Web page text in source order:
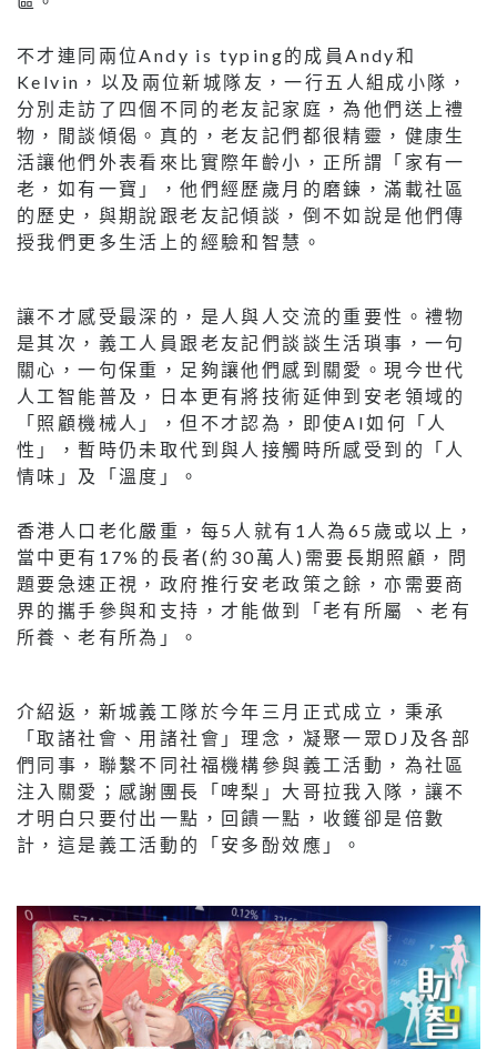
不才連同兩位Andy is typing的成員Andy和
Kelvin，以及兩位新城隊友，一行五人組成小隊，
分別走訪了四個不同的老友記家庭，為他們送上禮
物，閒談傾偈。真的，老友記們都很精靈，健康生
活讓他們外表看來比實際年齡小，正所謂「家有一
老，如有一寶」，他們經歷歲月的磨鍊，滿載社區
的歷史，與期說跟老友記傾談，倒不如說是他們傳
授我們更多生活上的經驗和智慧。
讓不才感受最深的，是人與人交流的重要性。禮物
是其次，義工人員跟老友記們談談生活瑣事，一句
關心，一句保重，足夠讓他們感到關愛。現今世代
人工智能普及，日本更有將技術延伸到安老領域的
「照顧機械人」，但不才認為，即使AI如何「人
性」，暫時仍未取代到與人接觸時所感受到的「人
情味」及「溫度」。
香港人口老化嚴重，每5人就有1人為65歲或以上，
當中更有17%的長者(約30萬人)需要長期照顧，問
題要急速正視，政府推行安老政策之餘，亦需要商
界的攜手參與和支持，才能做到「老有所屬 、老有
所養、老有所為」。
介紹返，新城義工隊於今年三月正式成立，秉承
「取諸社會、用諸社會」理念，凝聚一眾DJ及各部
們同事，聯繫不同社福機構參與義工活動，為社區
注入關愛；感謝團長「啤梨」大哥拉我入隊，讓不
才明白只要付出一點，回饋一點，收鑊卻是倍數
計，這是義工活動的「安多酚效應」。